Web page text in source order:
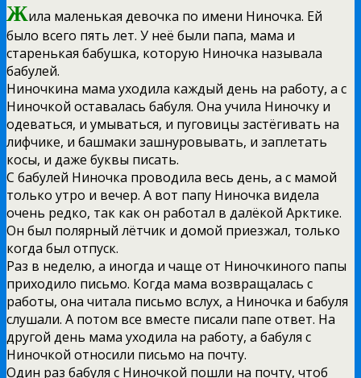
Жила маленькая девочка по имени Ниночка. Ей
было всего пять лет. У неё были папа, мама и
старенькая бабушка, которую Ниночка называла
бабулей.
Ниночкина мама уходила каждый день на работу, а с
Ниночкой оставалась бабуля. Она учила Ниночку и
одеваться, и умываться, и пуговицы застёгивать на
лифчике, и башмаки зашнуровывать, и заплетать
косы, и даже буквы писать.
С бабулей Ниночка проводила весь день, а с мамой
только утро и вечер. А вот папу Ниночка видела
очень редко, так как он работал в далёкой Арктике.
Он был полярный лётчик и домой приезжал, только
когда был отпуск.
Раз в неделю, а иногда и чаще от Ниночкиного папы
приходило письмо. Когда мама возвращалась с
работы, она читала письмо вслух, а Ниночка и бабуля
слушали. А потом все вместе писали папе ответ. На
другой день мама уходила на работу, а бабуля с
Ниночкой относили письмо на почту.
Один раз бабуля с Ниночкой пошли на почту, чтоб